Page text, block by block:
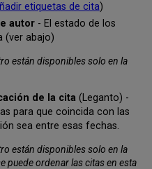
etiquetas de cita)
autor- El estado de los
(ver abajo)
están disponibles solo en la
de la cita(Leganto) -
para que coincida con las
sea entre esas fechas.
están disponibles solo en la
puede ordenar las citas en esta